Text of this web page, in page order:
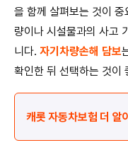
을 함께 살펴보는 것이 중
량이나 시설물과의 사고
니다. 자기차량손해 담보
확인한 뒤 선택하는 것이
캐롯 자동차보험 더 알